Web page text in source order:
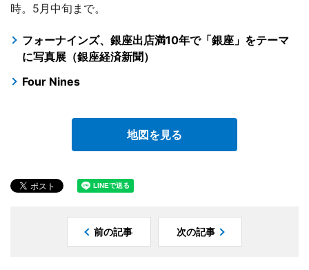
時。5月中旬まで。
フォーナインズ、銀座出店満10年で「銀座」をテーマ
に写真展（銀座経済新聞）
Four Nines
地図を見る
前の記事 次の記事